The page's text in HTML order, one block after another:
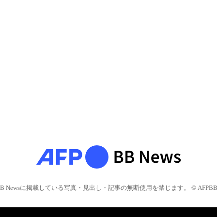
Newsに掲載している写真・見出し・記事の無断使用を禁じます。 © AFPBB